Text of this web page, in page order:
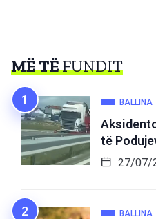
MË TËFUNDIT
BALLINA
të
27/07/
BALLINA